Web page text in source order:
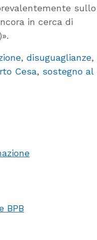
sullo
in cerca di
, disuguaglianze,
Cesa, sostegno al
BPB